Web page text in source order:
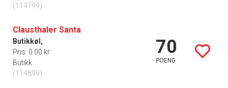
(114799)
Clausthaler Santa
Butikkøl,
Pris: 0.00 kr
Butikk
(114899)
70
POENG